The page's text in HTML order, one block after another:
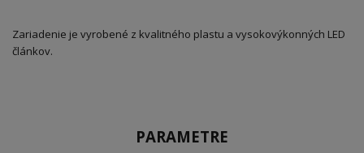
Zariadenie je vyrobené z kvalitného plastu a vysokovýkonných LED
článkov.
PARAMETRE